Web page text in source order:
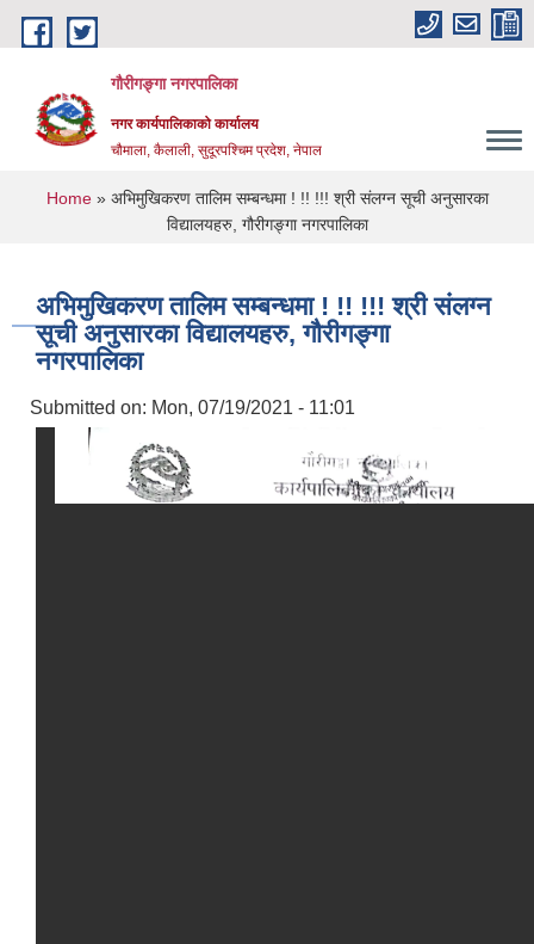
Skip to main content
गौरीगङ्गा नगरपालिका
नगर कार्यपालिकाको कार्यालय
चौमाला, कैलाली, सुदूरपश्चिम प्रदेश, नेपाल
You are here
Home» अभिमुखिकरण तालिम सम्बन्धमा ! !! !!! श्री संलग्न सूची अनुसारका
विद्यालयहरु, गौरीगङ्गा नगरपालिका
अभिमुखिकरण तालिम सम्बन्धमा ! !! !!! श्री संलग्न
सूची अनुसारका विद्यालयहरु, गौरीगङ्गा
नगरपालिका
Submitted on: Mon, 07/19/2021 - 11:01